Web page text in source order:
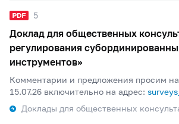
5
Доклад для общественных
регулирования
инструментов»
Комментарии и предложения просим
15.07.26 включительно на адрес:
Доклады для общественных